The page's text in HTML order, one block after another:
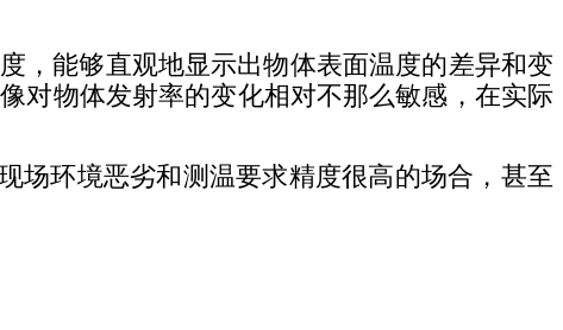
能够直观地显示出物体表面温度的差异和变
对物体发射率的变化相对不那么敏感，在实际
环境恶劣和测温要求精度很高的场合，甚至